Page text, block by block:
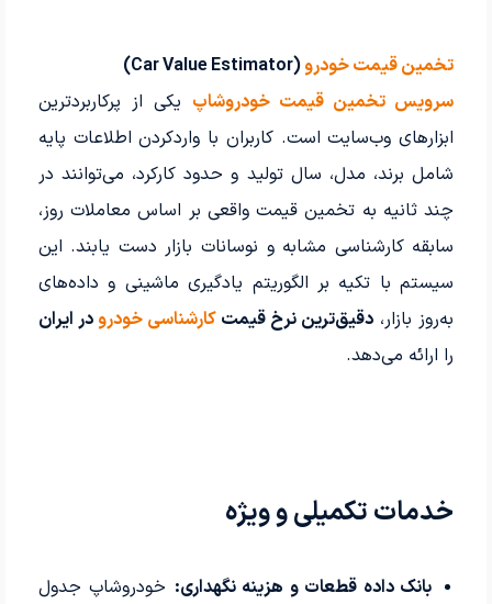
تخمین قیمت خودرو(Car Value Estimator)
سرویس تخمین قیمت خودروشاپ یکی از پرکاربردترین
ابزارهای وب‌سایت است. کاربران با واردکردن اطلاعات پایه
شامل برند، مدل، سال تولید و حدود کارکرد، می‌توانند در
چند ثانیه به تخمین قیمت واقعی بر اساس معاملات روز،
سابقه کارشناسی مشابه و نوسانات بازار دست یابند. این
سیستم با تکیه بر الگوریتم یادگیری ماشینی و داده‌های
به‌روز بازار، دقیق‌ترین نرخ قیمتکارشناسی خودرو در ایران
را ارائه می‌دهد.
خدمات تکمیلی و ویژه
بانک داده قطعات و هزینه نگهداری: خودروشاپ جدول